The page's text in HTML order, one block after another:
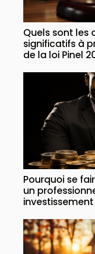
Quels sont les
significatifs à
de la loi Pinel
Pourquoi se
un
investissement